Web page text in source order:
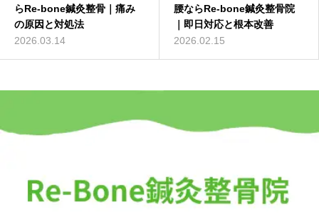
らRe-bone鍼灸整骨｜痛み
の原因と対処法
2026.03.14
腰ならRe-bone鍼灸整骨院
｜即日対応と根本改善
2026.02.15